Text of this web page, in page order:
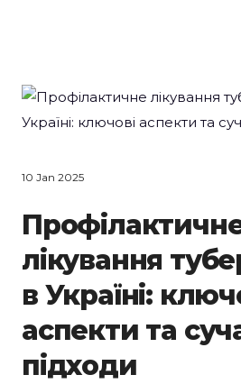
10 Jan 2025
лікування
в Україні:
аспекти та
підходи